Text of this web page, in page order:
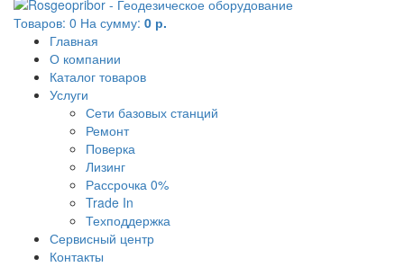
Товаров: 0 На сумму: 0 р.
Главная
О компании
Каталог товаров
Услуги
Сети базовых станций
Ремонт
Поверка
Лизинг
Рассрочка 0%
Trade In
Техподдержка
Сервисный центр
Контакты